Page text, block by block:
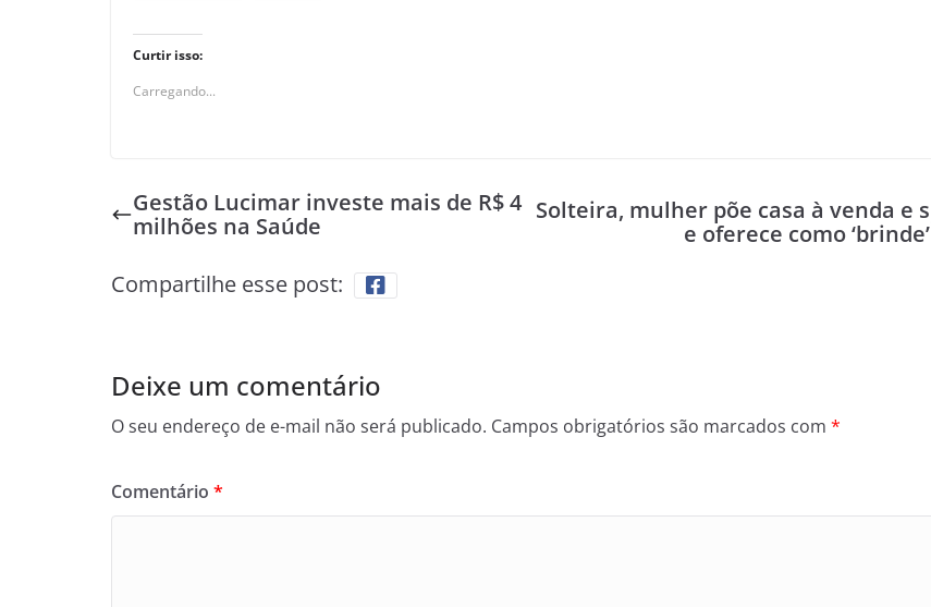
Curtir isso:
Carregando...
Gestão Lucimar investe mais de R$ 4
milhões na Saúde
Solteira, mulher põe casa à venda e s
e oferece como ‘brinde’
Compartilhe esse post:
Deixe um comentário
O seu endereço de e-mail não será publicado. Campos obrigatórios são marcados com *
Comentário *